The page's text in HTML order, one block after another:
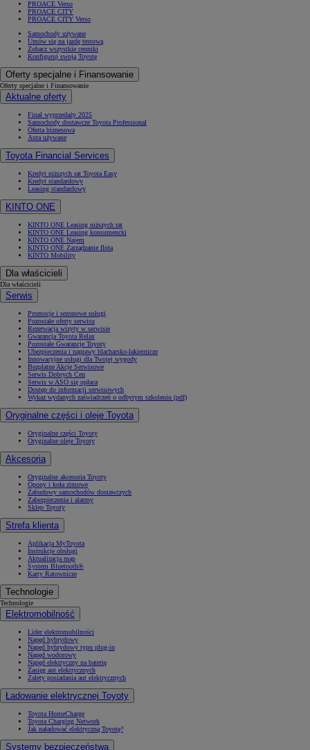
PROACE Verso
PROACE CITY
PROACE CITY Verso
Samochody używane
Umów się na jazdę testową
Zobacz wszystkie cenniki
Konfiguruj swoją Toyotę
Oferty specjalne i Finansowanie
Oferty specjalne i Finansowanie
Aktualne oferty
Finał wyprzedaży 2025
Samochody dostawcze Toyota Professional
Oferta biznesowa
Auta używane
Toyota Financial Services
Kredyt niższych rat Toyota Easy
Kredyt standardowy
Leasing standardowy
KINTO ONE
KINTO ONE Leasing niższych rat
KINTO ONE Leasing konsumencki
KINTO ONE Najem
KINTO ONE Zarządzanie flotą
KINTO Mobility
Dla właścicieli
Dla właścicieli
Serwis
Promocje i sezonowe usługi
Pozostałe oferty serwisu
Rezerwacja wizyty w serwisie
Gwarancja Toyota Relax
Pozostałe Gwarancje Toyoty
Ubezpieczenia i naprawy blacharsko-lakiernicze
Innowacyjne usługi dla Twojej wygody
Bezpłatne Akcje Serwisowe
Serwis Dobrych Cen
Serwis w ASO się opłaca
Dostęp do informacji serwisowych
Wykaz wydanych zaświadczeń o odbytym szkoleniu (pdf)
Oryginalne części i oleje Toyota
Oryginalne części Toyoty
Oryginalne oleje Toyoty
Akcesoria
Oryginalne akcesoria Toyoty
Opony i koła zimowe
Zabudowy samochodów dostawczych
Zabezpieczenia i alarmy
Sklep Toyoty
Strefa klienta
Aplikacja MyToyota
Instrukcje obsługi
Aktualizacja map
System Bluetooth®
Karty Ratownicze
Technologie
Technologie
Elektromobilność
Lider elektromobilności
Napęd hybrydowy
Napęd hybrydowy typu plug-in
Napęd wodorowy
Napęd elektryczny na baterię
Zasięg aut elektrycznych
Zalety posiadania aut elektrycznych
Ładowanie elektrycznej Toyoty
Toyota HomeCharge
Toyota Charging Network
Jak naładować elektryczną Toyotę?
Systemy bezpieczeństwa